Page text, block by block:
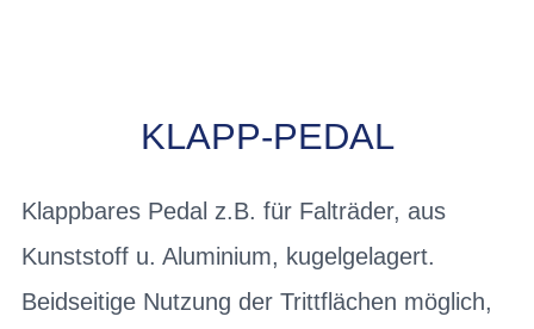
KLAPP-PEDAL
Klappbares Pedal z.B. für Falträder, aus
Kunststoff u. Aluminium, kugelgelagert.
Beidseitige Nutzung der Trittflächen möglich,